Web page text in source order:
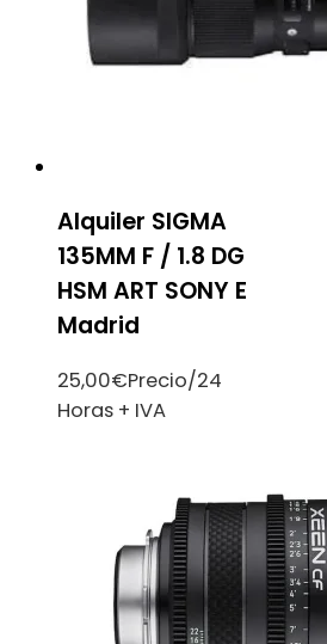
Alquiler SIGMA
135MM F / 1.8 DG
HSM ART SONY E
Madrid
25,00€Precio/24
Horas + IVA